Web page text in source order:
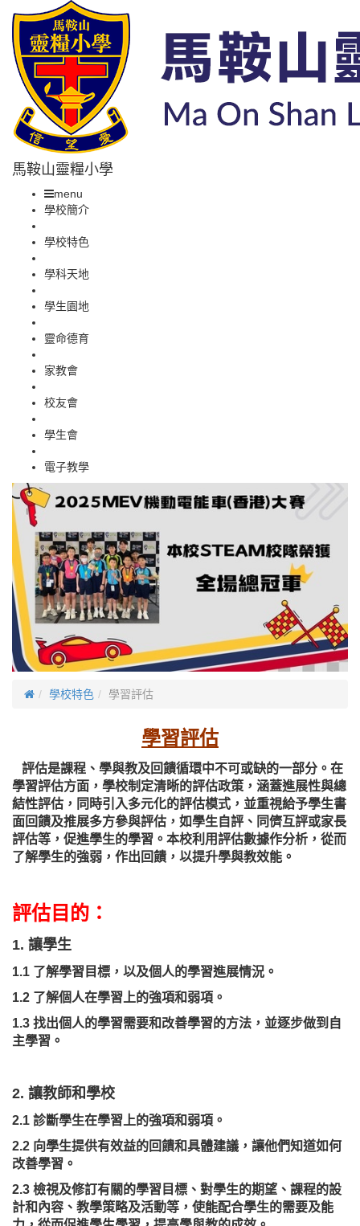
馬鞍山靈糧小學
menu
學校簡介
學校特色
學科天地
學生園地
靈命德育
家教會
校友會
學生會
電子教學
學校特色 學習評估
學習評估
評估是課程、學與教及回饋循環中不可或缺的一部分。在
學習評估方面，學校制定清晰的評估政策，涵蓋進展性與總
結性評估，同時引入多元化的評估模式，並重視給予學生書
面回饋及推展多方參與評估，如學生自評、同儕互評或家長
評估等，促進學生的學習。本校利用評估數據作分析，從而
了解學生的強弱，作出回饋，以提升學與教效能。
評估目的：
1. 讓學生
1.1 了解學習目標，以及個人的學習進展情況。
1.2 了解個人在學習上的強項和弱項。
1.3 找出個人的學習需要和改善學習的方法，並逐步做到自
主學習。
2. 讓教師和學校
2.1 診斷學生在學習上的強項和弱項。
2.2 向學生提供有效益的回饋和具體建議，讓他們知道如何
改善學習。
2.3 檢視及修訂有關的學習目標、對學生的期望、課程的設
計和內容、教學策略及活動等，使能配合學生的需要及能